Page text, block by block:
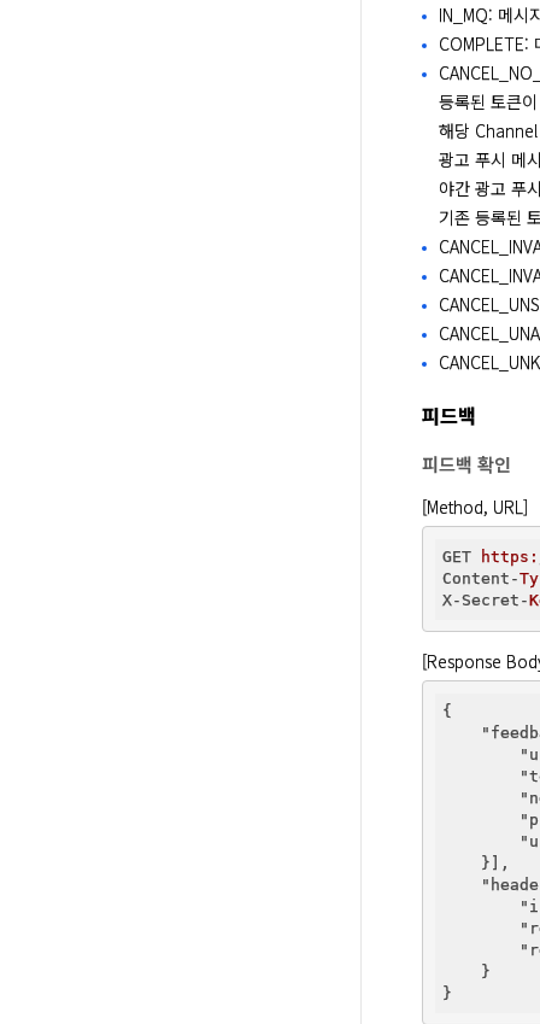
IN_MQ: 메시
COMPLETE:
등록된 토큰
해당
광고 푸시 메
야간 광고 푸
기존 등록된
피드백
피드백 확인
[Method, URL]
GET https:
Content-
X-Secret-
[Response
{
    }],
    }